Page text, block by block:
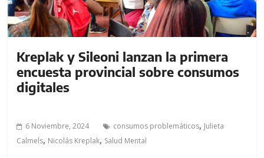
Kreplak y Sileoni lanzan la primera
encuesta provincial sobre consumos
digitales
6 Noviembre, 2024 consumos problemáticos, Julieta
Calmels, Nicolás Kreplak, Salud Mental